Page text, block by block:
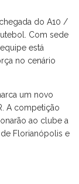
do A10 /
Com sede
está
no cenário
um novo
A competição
ao clube a
Florianópolis e